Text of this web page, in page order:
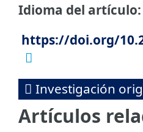
Idioma del artículo
https://doi.org/
Investigación
Artículos